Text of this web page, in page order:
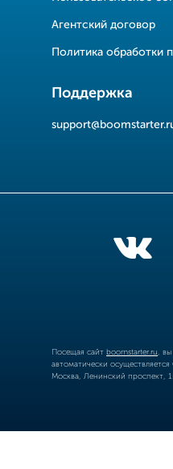
Агентский договор
Политика обработки
Поддержка
Посещая сайт boomstarter.ru ,
автоматически
Москва, Ленинский проспект,